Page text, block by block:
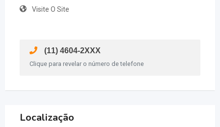
Visite O Site
(11) 4604-2XXX
Clique para revelar o número de telefone
Localização